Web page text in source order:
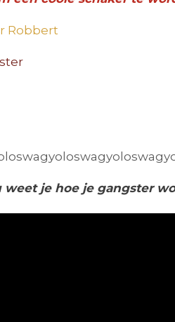
Robbert
weet je hoe je gangster